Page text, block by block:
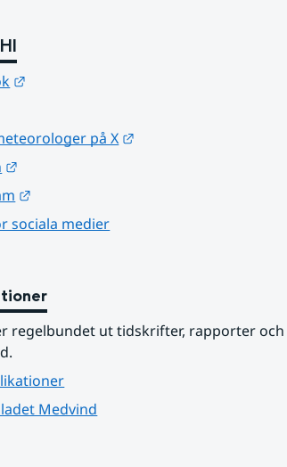
på X
sociala medier
regelbundet ut tidskrifter, rapporter och
Medvind